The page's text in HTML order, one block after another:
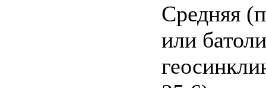
Средняя
или